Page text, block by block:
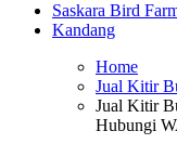
Saskara Bird
Kandang
Home
Jual Kitir
Jual Kitir
Hubungi